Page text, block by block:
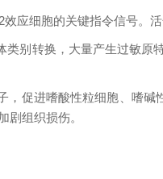
应细胞的关键指令信号。
类别转换，大量产生过敏
，促进嗜酸性粒细胞、嗜
剧组织损伤。